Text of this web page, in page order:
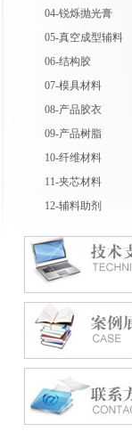
04-锐烁抛光膏
05-真空成型辅料
06-结构胶
07-模具材料
08-产品胶衣
09-产品树脂
10-纤维材料
11-夹芯材料
12-辅料助剂